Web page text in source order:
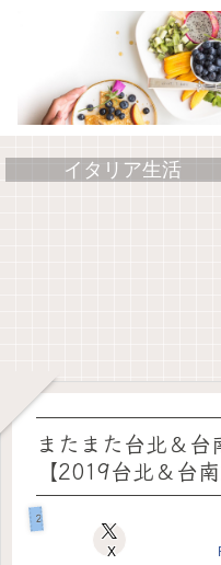
イタリア生活
またまた台北＆台
【2019台北＆台南
2019年12月台北＆台南
X